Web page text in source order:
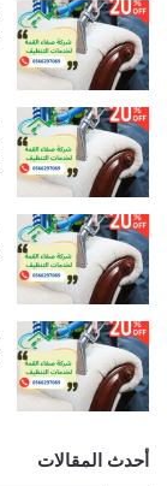
أحدث المقالات